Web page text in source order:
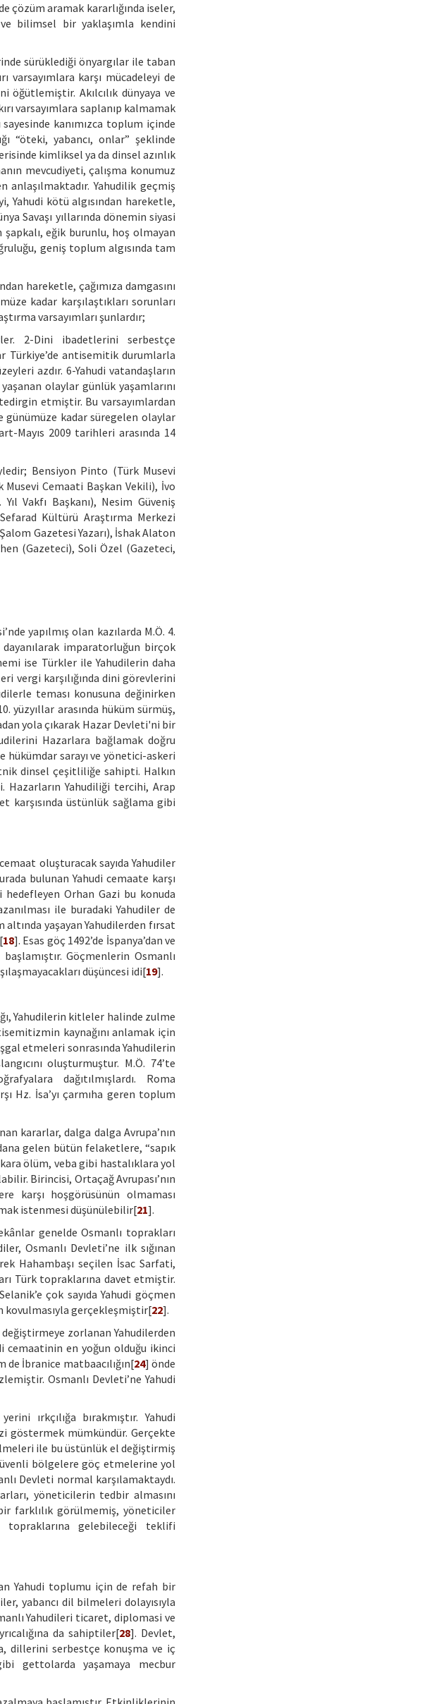
çözüm aramak kararlığında iseler,
bilimsel bir yaklaşımla kendini
sürüklediği önyargılar ile taban
varsayımlara karşı mücadeleyi de
Akılcılık dünyaya ve
varsayımlara saplanıp kalmamak
kanımızca toplum içinde
“öteki, yabancı, onlar” şeklinde
kimliksel ya da dinsel azınlık
mevcudiyeti, çalışma konumuz
anlaşılmaktadır. Yahudilik geçmiş
kötü algısından hareketle,
Savaşı yıllarında dönemin siyasi
eğik burunlu, hoş olmayan
geniş toplum algısında tam
hareketle, çağımıza damgasını
kadar karşılaştıkları sorunları
varsayımları şunlardır;
2-Dini ibadetlerini serbestçe
Türkiye’de antisemitik durumlarla
azdır. 6-Yahudi vatandaşların
olaylar günlük yaşamlarını
tedirgin etmiştir. Bu varsayımlardan
günümüze kadar süregelen olaylar
Mayıs 2009 tarihleri arasında 14
Bensiyon Pinto (Türk Musevi
Musevi Cemaati Başkan Vekili), İvo
Vakfı Başkanı), Nesim Güveniş
Kültürü Araştırma Merkezi
Gazetesi Yazarı), İshak Alaton
(Gazeteci), Soli Özel (Gazeteci,
yapılmış olan kazılarda M.Ö. 4.
imparatorluğun birçok
ise Türkler ile Yahudilerin daha
vergi karşılığında dini görevlerini
teması konusuna değinirken
yüzyıllar arasında hüküm sürmüş,
yola çıkarak Hazar Devleti'ni bir
Hazarlara bağlamak doğru
hükümdar sarayı ve yönetici-askeri
dinsel çeşitliliğe sahipti. Halkın
Yahudiliği tercihi, Arap
karşısında üstünlük sağlama gibi
oluşturacak sayıda Yahudiler
bulunan Yahudi cemaate karşı
Orhan Gazi bu konuda
ile buradaki Yahudiler de
yaşayan Yahudilerden fırsat
18]. Esas göç 1492’de İspanya’dan ve
Göçmenlerin Osmanlı
düşüncesi idi[19].
Yahudilerin kitleler halinde zulme
kaynağını anlamak için
etmeleri sonrasında Yahudilerin
oluşturmuştur. M.Ö. 74’te
dağıtılmışlardı. Roma
Hz. İsa’yı çarmıha geren toplum
kararlar, dalga dalga Avrupa’nın
gelen bütün felaketlere, “sapık
ölüm, veba gibi hastalıklara yol
Birincisi, Ortaçağ Avrupası’nın
karşı hoşgörüsünün olmaması
istenmesi düşünülebilir[21].
genelde Osmanlı toprakları
Osmanlı Devleti’ne ilk sığınan
Hahambaşı seçilen İsac Sarfati,
Türk topraklarına davet etmiştir.
çok sayıda Yahudi göçmen
kovulmasıyla gerçekleşmiştir[22].
zorlanan Yahudilerden
cemaatinin en yoğun olduğu ikinci
de İbranice matbaacılığın[24] önde
Osmanlı Devleti’ne Yahudi
ırkçılığa bırakmıştır. Yahudi
göstermek mümkündür. Gerçekte
ile bu üstünlük el değiştirmiş
bölgelere göç etmelerine yol
Devleti normal karşılamaktaydı.
yöneticilerin tedbir almasını
farklılık görülmemiş, yöneticiler
topraklarına gelebileceği teklifi
Yahudi toplumu için de refah bir
yabancı dil bilmeleri dolayısıyla
Yahudileri ticaret, diplomasi ve
da sahiptiler[28]. Devlet,
dillerini serbestçe konuşma ve iç
gettolarda yaşamaya mecbur